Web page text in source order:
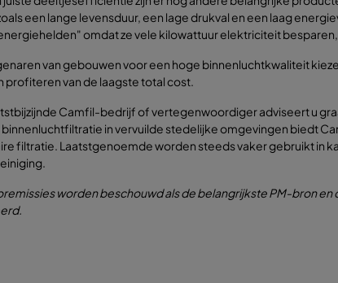
een lange levensduur, een lage drukval en een laag
omdat ze vele kilowattuur elektriciteit
van gebouwen voor een hoge binnenluchtkwaliteit
profiteren van de laagste total cost.
Camfil-bedrijf of vertegenwoordiger adviseert u
binnenluchtfiltratie in vervuilde stedelijke omgevingen biedt
filtratie. Laatstgenoemde worden steeds vaker gebruikt in
worden beschouwd als de belangrijkste PM-bron en